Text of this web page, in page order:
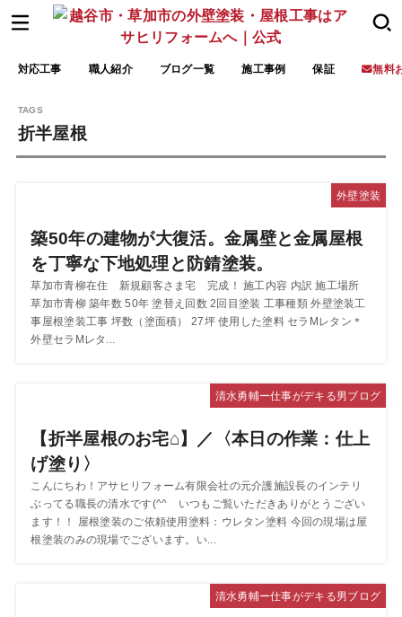
対応工事 職人紹介 ブログ一覧 施工事例 保証 無料
折半屋根
外壁塗装
築50年の建物が大復活。金属壁と金属屋根
を丁寧な下地処理と防錆塗装。
草加市青柳在住 新規顧客さま宅 完成！ 施工内容 内訳 施工場所
草加市青柳 築年数 50年 塗替え回数 2回目塗装 工事種類 外壁塗装工
事屋根塗装工事 坪数（塗面積） 27坪 使用した塗料 セラMレタン＊
外壁セラMレタ...
清水勇輔ー仕事がデキる男ブログ
【折半屋根のお宅⌂】／〈本日の作業：仕上
げ塗り〉
こんにちわ！アサヒリフォーム有限会社の元介護施設長のインテリ
ぶってる職長の清水です(^^ゞいつもご覧いただきありがとうござい
ます！！ 屋根塗装のご依頼使用塗料：ウレタン塗料 今回の現場は屋
根塗装のみの現場でございます。い...
清水勇輔ー仕事がデキる男ブログ